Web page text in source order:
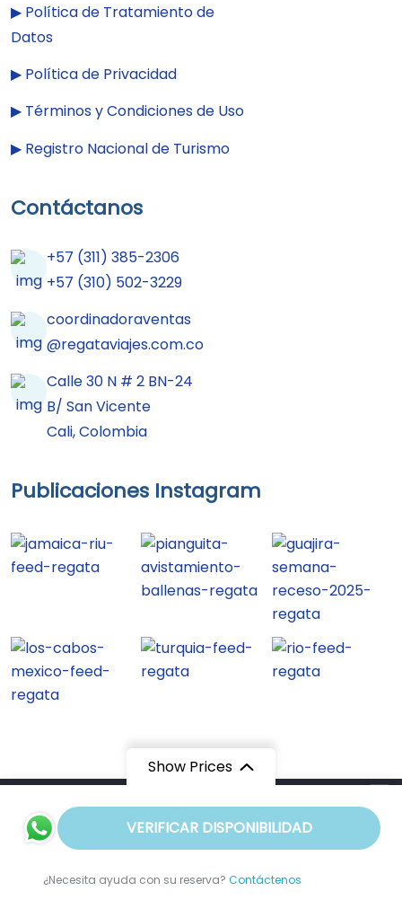
Show Prices
Desde
COP948/ Adulto
VERIFICAR DISPONIBILIDAD
¿Necesita ayuda con su reserva? Contáctenos
▶︎ Política de Tratamiento de
Datos
▶︎ Política de Privacidad
▶︎ Términos y Condiciones de Uso
▶︎ Registro Nacional de Turismo
Contáctanos
+57 (311) 385-2306
+57 (310) 502-3229
coordinadoraventas
@regataviajes.com.co
Calle 30 N # 2 BN-24
B/ San Vicente
Cali, Colombia
Publicaciones Instagram
Regata Viajes y Turismo S.A.S
pornografía, el turismo sexual y
menores y contribuye al